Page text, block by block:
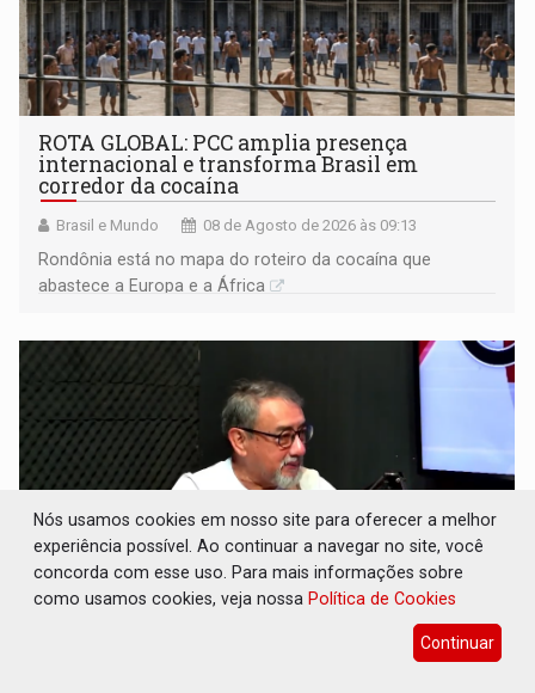
ROTA GLOBAL: PCC amplia presença
internacional e transforma Brasil em
corredor da cocaína
Brasil e Mundo 08 de Agosto de 2026 às 09:13
Rondônia está no mapa do roteiro da cocaína que
abastece a Europa e a África
CONEXÃO RONDONIAOVIVO: Museólogo
Antônio Ocampo conduz a história de uma
Nós usamos cookies em nosso site para oferecer a melhor
experiência possível. Ao continuar a navegar no site, você
concorda com esse uso. Para mais informações sobre
como usamos cookies, veja nossa Política de Cookies
Continuar